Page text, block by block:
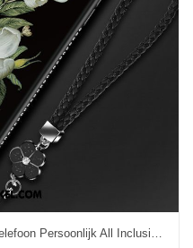
Xiaomi Redmi 6a Hoesje Mobiele Telefoon Persoonlijk All Inclusive, Xiaomi Redmi 6a Hoesje Zwart Scheppend Beige